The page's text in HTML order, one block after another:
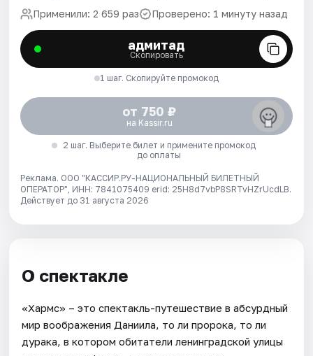
Применили: 2 659 раз Проверено: 1 минуту назад
адмитад
Скопировать
1 шаг. Скопируйте промокод
от 750 ₽
на Kassir.ru
2 шаг. Выберите билет и примените промокод
до оплаты
Реклама. ООО "КАССИР.РУ-НАЦИОНАЛЬНЫЙ БИЛЕТНЫЙ
ОПЕРАТОР", ИНН: 7841075409 erid: 25H8d7vbP8SRTvHZrUcdLB.
Действует до 31 августа 2026
О спектакле
«Хармс» – это спектакль-путешествие в абсурдный
мир воображения Даниила, то ли пророка, то ли
дурака, в котором обитатели ленинградской улицы